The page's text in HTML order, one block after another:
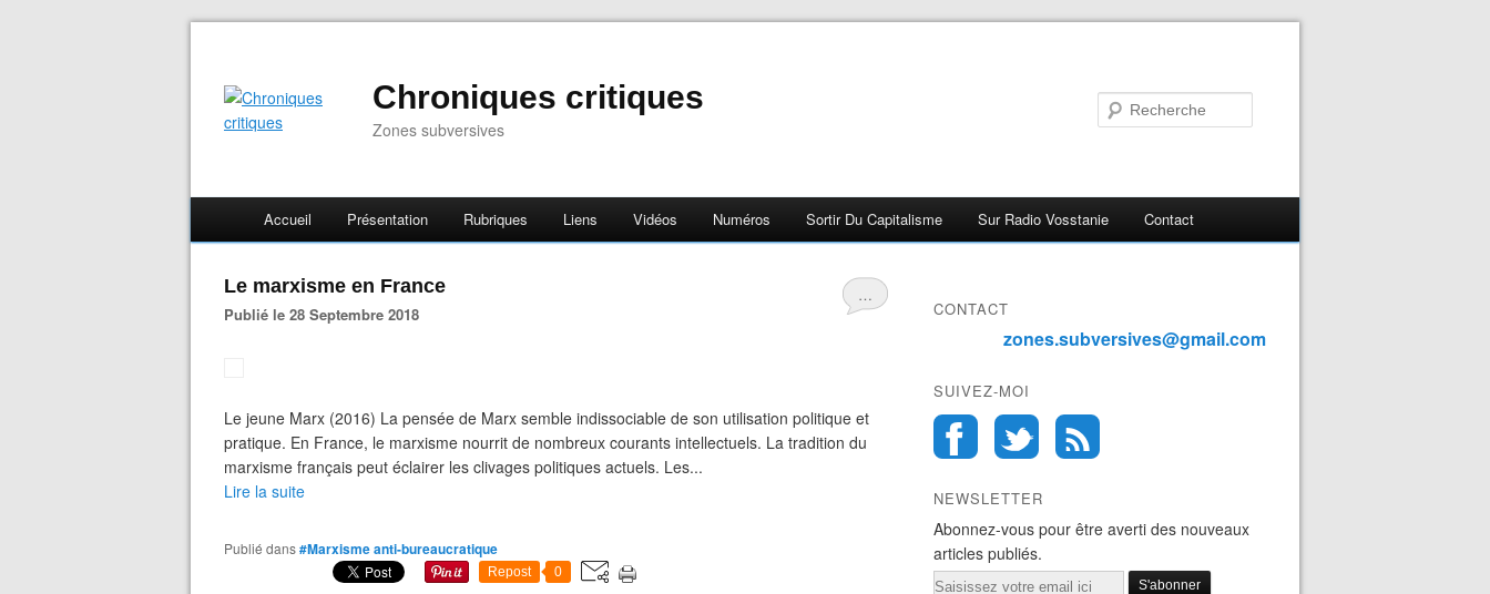
Chroniques critiques
Zones subversives
Accueil Présentation Rubriques Liens Vidéos Numéros Sortir Du Capitalisme Sur Radio Vosstanie Contact
…
Le marxisme en France
Publié le 28 Septembre 2018
Le jeune Marx (2016) La pensée de Marx semble indissociable de son utilisation politique et
pratique. En France, le marxisme nourrit de nombreux courants intellectuels. La tradition du
marxisme français peut éclairer les clivages politiques actuels. Les...
Lire la suite
Publié dans#Marxisme anti-bureaucratique
Repost 0
CONTACT
zones.subversives@gmail.com
SUIVEZ-MOI
NEWSLETTER
Abonnez-vous pour être averti des nouveaux
articles publiés.
Email